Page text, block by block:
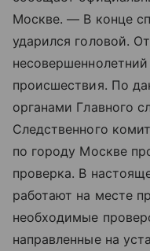
Москве. — В конце
ударился головой.
происшествия. По
органами Главного
Следственного
по городу Москве
проверка. В
работают на месте
необходимые
направленные на